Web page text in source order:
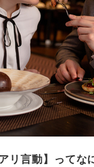
リ言動】ってな